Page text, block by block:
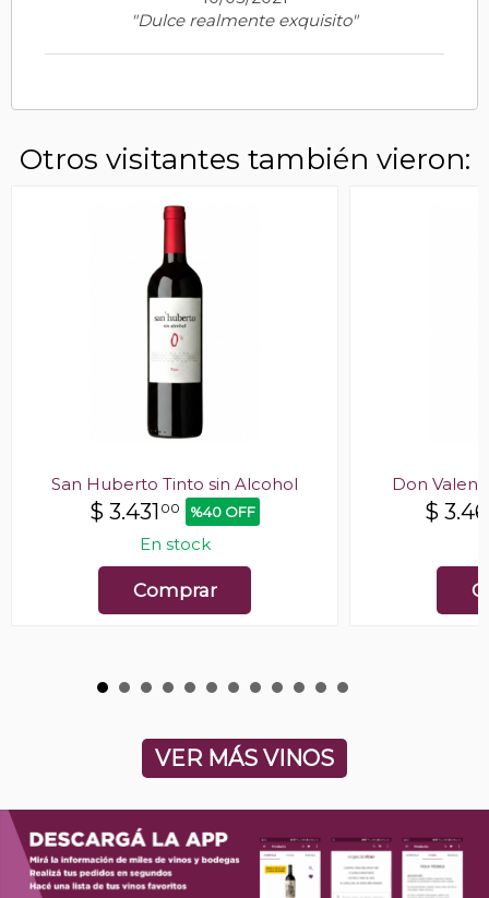
"Dulce realmente exquisito"
Otros visitantes también vieron:
San Huberto Tinto sin Alcohol
$ 3.431 00 %40 OFF
En stock
Comprar
Don
$
VER MÁS VINOS